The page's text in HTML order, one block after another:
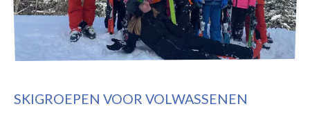
SKIGROEPEN VOOR VOLWASSENEN